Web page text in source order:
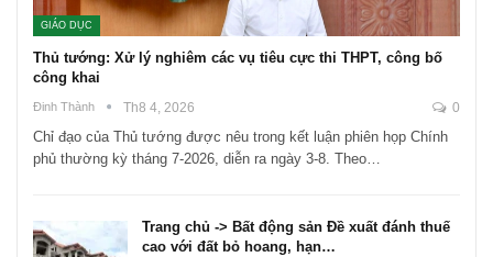
GIÁO DỤC
Thủ tướng: Xử lý nghiêm các vụ tiêu cực thi THPT, công bố
công khai
Đinh Thành Th8 4, 2026 0
Chỉ đạo của Thủ tướng được nêu trong kết luận phiên họp Chính
phủ thường kỳ tháng 7-2026, diễn ra ngày 3-8. Theo…
Trang chủ -> Bất động sản Đề xuất đánh thuế
cao với đất bỏ hoang, hạn…